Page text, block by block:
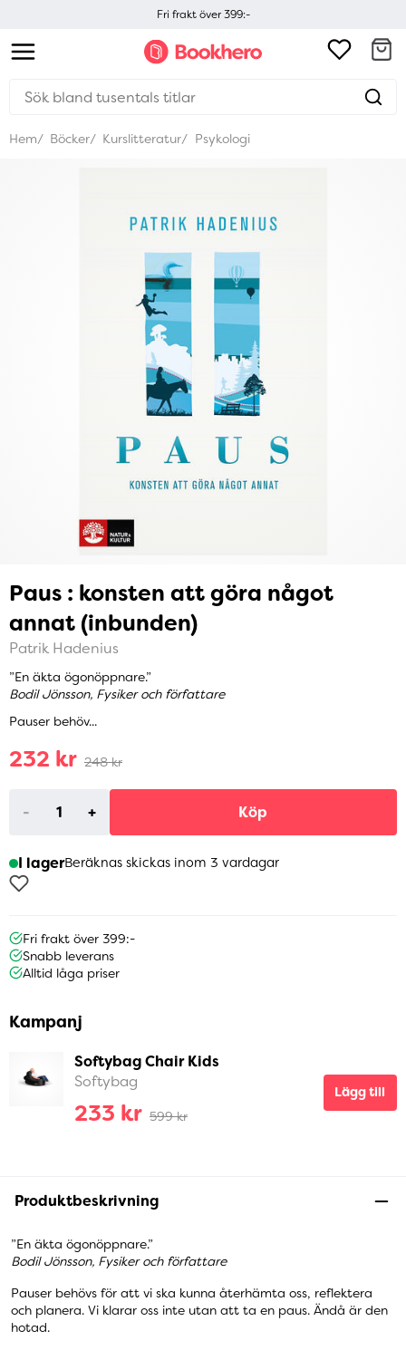
Fri frakt över 399:-
Hem Böcker Kurslitteratur Psykologi
Paus : konsten att göra något
annat (inbunden)
Patrik Hadenius
”En äkta ögonöppnare.”
Bodil Jönsson, Fysiker och författare
Pauser behöv...
232 kr 248 kr
- + Köp
I lagerBeräknas skickas inom 3 vardagar
Fri frakt över 399:-
Snabb leverans
Alltid låga priser
Kampanj
Softybag Chair Kids
Softybag
233 kr 599 kr
Lägg till
Produktbeskrivning
”En äkta ögonöppnare.”
Bodil Jönsson, Fysiker och författare
Pauser behövs för att vi ska kunna återhämta oss, reflektera
och planera. Vi klarar oss inte utan att ta en paus. Ändå är den
hotad.